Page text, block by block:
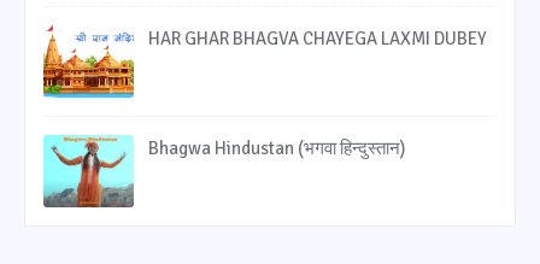
HAR GHAR BHAGVA CHAYEGA LAXMI DUBEY
Bhagwa Hindustan (भगवा हिन्‍दुस्‍तान)